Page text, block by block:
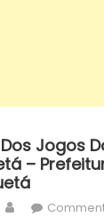
Jogos
–
Author